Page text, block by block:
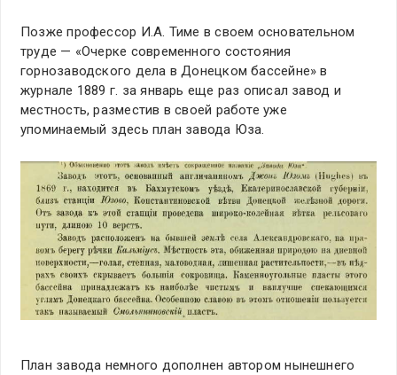
Позже профессор И.А. Тиме в своем основательном
труде — «Очерке современного состояния
горнозаводского дела в Донецком бассейне» в
журнале 1889 г. за январь еще раз описал завод и
местность, разместив в своей работе уже
упоминаемый здесь план завода Юза.
План завода немного дополнен автором нынешнего